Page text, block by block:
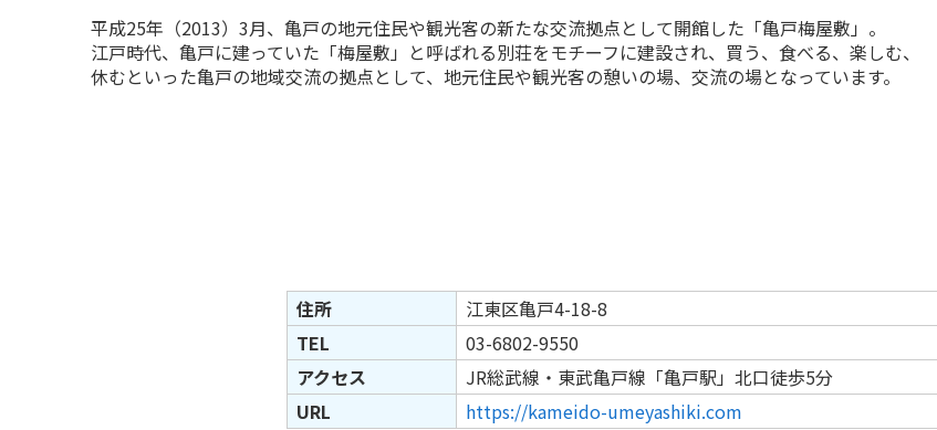
平成25年（2013）3月、亀戸の地元住民や観光客の新たな交流拠点として開館した「亀戸梅屋敷」。
江戸時代、亀戸に建っていた「梅屋敷」と呼ばれる別荘をモチーフに建設され、買う、食べる、楽しむ、
休むといった亀戸の地域交流の拠点として、地元住民や観光客の憩いの場、交流の場となっています。
住所
江東区亀戸4-18-8
TEL
03-6802-9550
アクセス
JR総武線・東武亀戸線「亀戸駅」北口徒歩5分
URL
https://kameido-umeyashiki.com